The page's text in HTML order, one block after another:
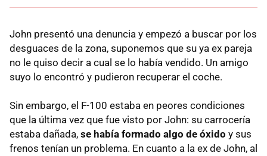
John presentó una denuncia y empezó a buscar por los
desguaces de la zona, suponemos que su ya ex pareja
no le quiso decir a cual se lo había vendido. Un amigo
suyo lo encontró y pudieron recuperar el coche.
Sin embargo, el F-100 estaba en peores condiciones
que la última vez que fue visto por John: su carrocería
estaba dañada, se había formado algo de óxido y sus
frenos tenían un problema. En cuanto a la ex de John, al